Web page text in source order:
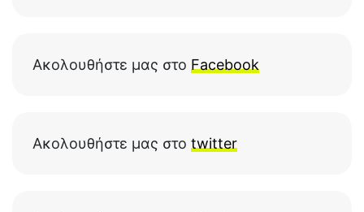
Ακολουθήστε μας στο Facebook
Ακολουθήστε μας στο twitter